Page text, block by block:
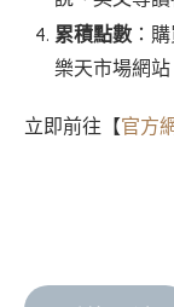
累積點數 ：
樂天市場網站
立即前往【官方